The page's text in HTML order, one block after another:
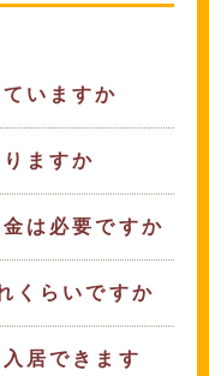
いますか
ますか
は必要ですか
くらいですか
居できます